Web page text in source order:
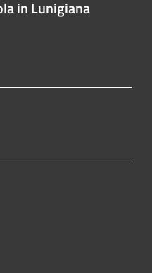
in Lunigiana